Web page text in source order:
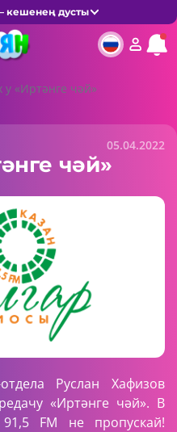
кешенең дусты
у «Иртәнге чәй»
05.04.2022
чәй»
Руслан Хафизов
«Иртәнге чәй». В
FM не пропускай!